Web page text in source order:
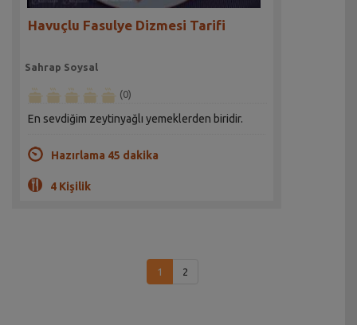
Havuçlu Fasulye Dizmesi Tarifi
Sahrap Soysal
(0)
En sevdiğim zeytinyağlı yemeklerden biridir.
Hazırlama 45 dakika
4 Kişilik
1 2